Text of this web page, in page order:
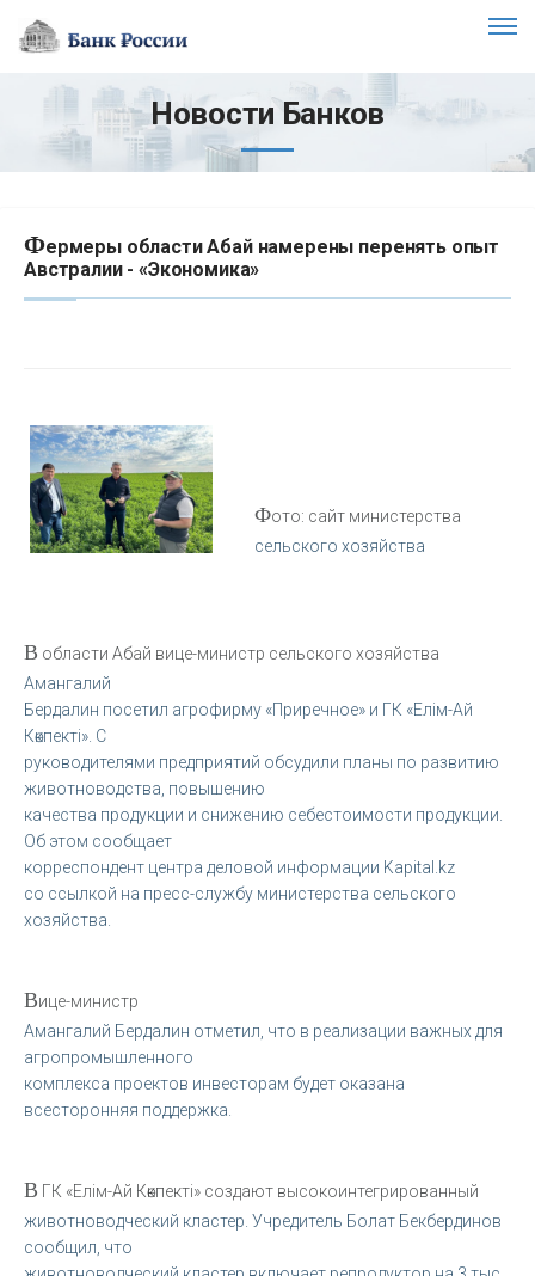
Новости Банков
Фермеры области Абай намерены перенять опыт
Австралии - «Экономика»
Фото: сайт министерства
сельского хозяйства
В области Абай вице-министр сельского хозяйства
Амангалий
Бердалин посетил агрофирму «Приречное» и ГК «Елiм-Ай
Көкпекті». С
руководителями предприятий обсудили планы по развитию
животноводства, повышению
качества продукции и снижению себестоимости продукции.
Об этом сообщает
корреспондент центра деловой информации Kapital.kz
со ссылкой на пресс-службу министерства сельского
хозяйства.
Вице-министр
Амангалий Бердалин отметил, что в реализации важных для
агропромышленного
комплекса проектов инвесторам будет оказана
всесторонняя поддержка.
В ГК «Елiм-Ай Көкпекті» создают высокоинтегрированный
животноводческий кластер. Учредитель Болат Бекбердинов
сообщил, что